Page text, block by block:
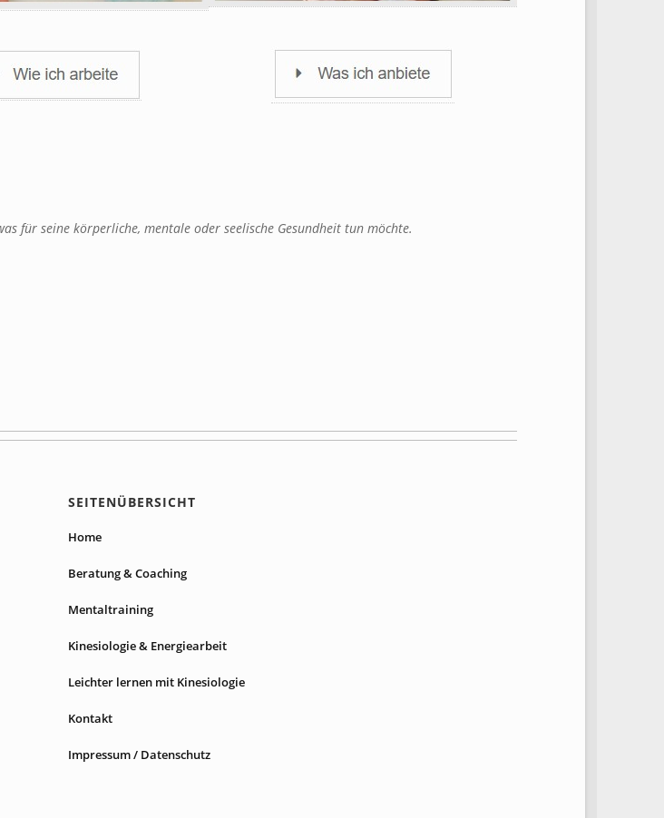
für seine körperliche, mentale oder seelische Gesundheit tun möchte.
SEITENÜBERSICHT
Home
Beratung & Coaching
Mentaltraining
Kinesiologie & Energiearbeit
Leichter lernen mit Kinesiologie
Kontakt
Impressum / Datenschutz